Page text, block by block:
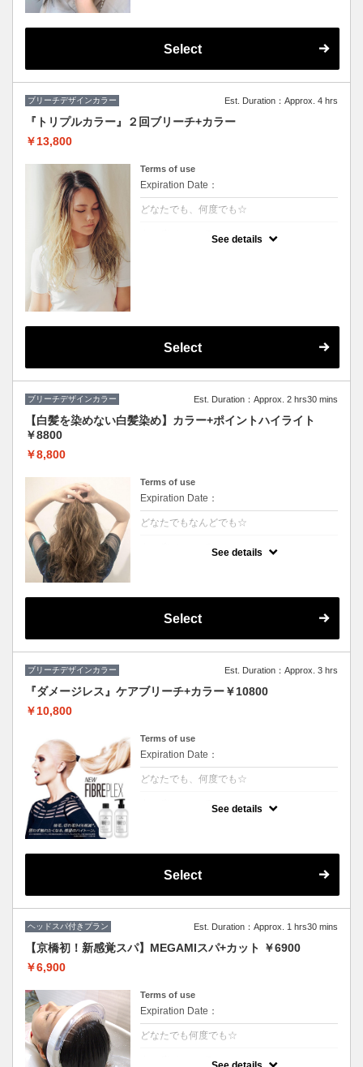
Select
ブリーチデザインカラー Est. Duration：Approx. 4 hrs
『トリプルカラー』２回ブリーチ+カラー
￥13,800
Terms of use
Expiration Date：
どなたでも、何度でも☆
See details
Select
ブリーチデザインカラー Est. Duration：Approx. 2 hrs30 mins
【白髪を染めない白髪染め】カラー+ポイントハイライト
￥8800
￥8,800
Terms of use
Expiration Date：
どなたでもなんどでも☆
ハイライトと全体カラーの料金込みでお得♪
See details
Select
ブリーチデザインカラー Est. Duration：Approx. 3 hrs
『ダメージレス』ケアブリーチ+カラー￥10800
￥10,800
Terms of use
Expiration Date：
どなたでも、何度でも☆
See details
Select
ヘッドスパ付きプラン Est. Duration：Approx. 1 hrs30 mins
【京橋初！新感覚スパ】MEGAMIスパ+カット ￥6900
￥6,900
Terms of use
Expiration Date：
どなたでも何度でも☆